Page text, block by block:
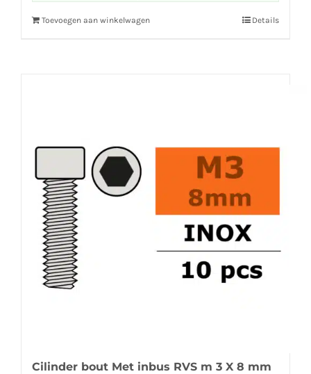
Toevoegen aan winkelwagen Details
Cilinder bout Met inbus RVS m 3 X 8 mm